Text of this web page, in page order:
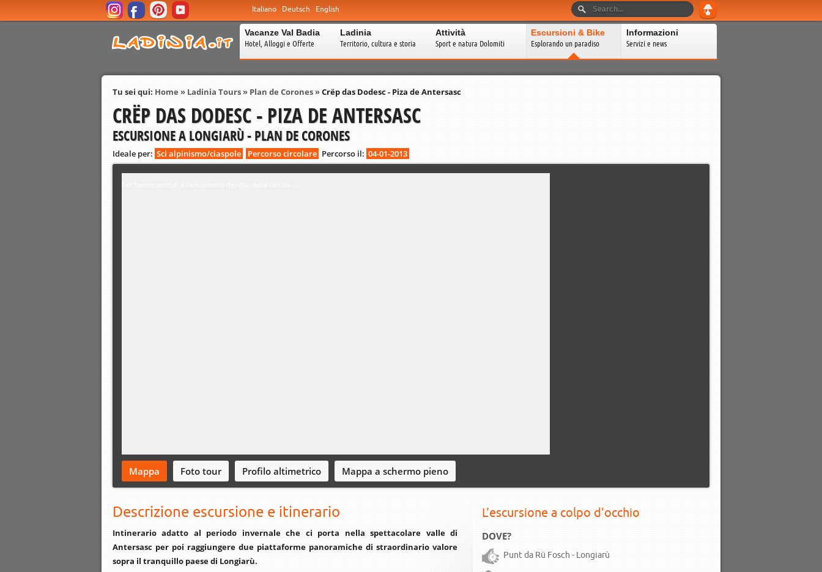
Italiano Deutsch English
Vacanze Val Badia
Hotel, Alloggi e Offerte
Ladinia
Territorio, cultura e storia
Attività
Sport e natura Dolomiti
Escursioni & Bike
Esplorando un paradiso
Informazioni
Servizi e news
Tu sei qui: Home» Ladinia Tours» Plan de Corones»Crëp das Dodesc - Piza de Antersasc
CRËP DAS DODESC - PIZA DE ANTERSASC
ESCURSIONE A LONGIARÙ - PLAN DE CORONES
Ideale per: Sci alpinismo/ciaspole Percorso circolare Percorso il: 04-01-2013
Mappa Foto tour Profilo altimetrico Mappa a schermo pieno
Descrizione escursione e itinerario
Intinerario adatto al periodo invernale che ci porta nella spettacolare valle di
Antersasc per poi raggiungere due piattaforme panoramiche di straordinario valore
sopra il tranquillo paese di Longiarù.
L'escursione a colpo d'occhio
DOVE?
Punt da Rü Fosch - Longiarù